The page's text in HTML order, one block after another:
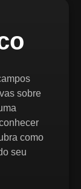
sobre
como
seu